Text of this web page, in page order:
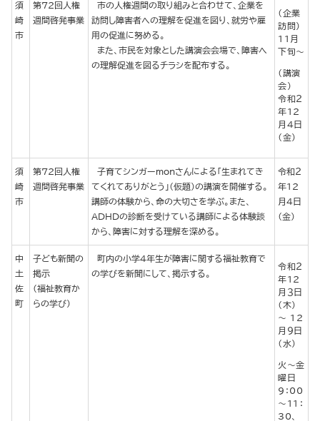
須
崎
市
第72回人権
週間啓発事業
市の人権週間の取り組みと合わせて、企業を
訪問し障害者への理解を促進を図り、就労や雇
用の促進に努める。
また、市民を対象とした講演会会場で、障害へ
の理解促進を図るチラシを配布する。
（企業
訪問）
11月
下旬～
（講演
会）
令和２
年12
月４日
（金）
須
崎
市
第72回人権
週間啓発事業
子育てシンガーmonさんによる「生まれてき
てくれてありがとう」（仮題）の講演を開催する。
講師の体験から、命の大切さを学ぶ。また、
ADHDの診断を受けている講師による体験談
から、障害に対する理解を深める。
令和２
年12
月４日
（金）
中
土
佐
町
子ども新聞の
掲示
(福祉教育か
らの学び)
町内の小学4年生が障害に関する福祉教育で
の学びを新聞にして、掲示する。
令和２
年12
月３日
（木）
～ 12
月９日
（水）
火～金
曜日
9：00
～11：
30、